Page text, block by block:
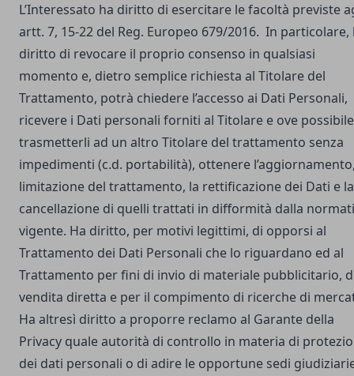
L’Interessato ha diritto di esercitare le facoltà previste
artt. 7, 15-22 del Reg. Europeo 679/2016. In particolare,
diritto di revocare il proprio consenso in qualsiasi
momento e, dietro semplice richiesta al Titolare del
Trattamento, potrà chiedere l’accesso ai Dati Personali,
ricevere i Dati personali forniti al Titolare e ove possibile
trasmetterli ad un altro Titolare del trattamento senza
impedimenti (c.d. portabilità), ottenere
limitazione del trattamento, la rettificazione dei Dati e la
cancellazione di quelli trattati in difformità dalla
vigente. Ha diritto, per motivi legittimi, di opporsi al
Trattamento dei Dati Personali che lo riguardano ed al
Trattamento per fini di invio di materiale pubblicitario,
vendita diretta e per il compimento di ricerche di
Ha altresì diritto a proporre reclamo al Garante della
Privacy quale autorità di controllo in materia di
dei dati personali o di adire le opportune sedi